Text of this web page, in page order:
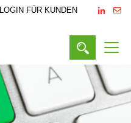
LOGIN FÜR KUNDEN